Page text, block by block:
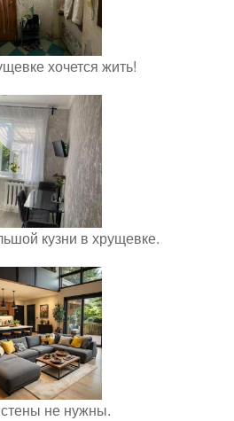
хочется жить!
кузни в хрущевке.
стены не нужны.